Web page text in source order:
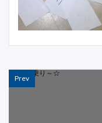
Prev